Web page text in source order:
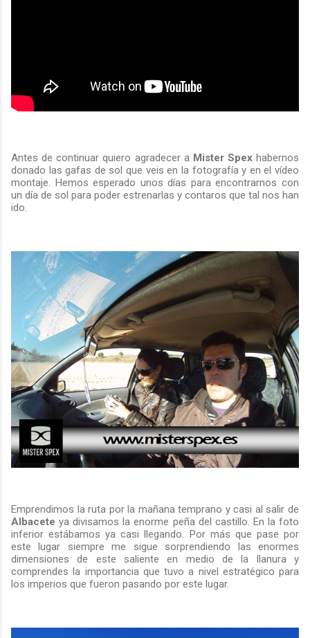
Antes de continuar quiero agradecer aMister Spexhabernos
donado las gafas de sol que veis en la fotografía y en el vídeo
montaje. Hemos esperado unos días para encontrarnos con
un día de sol para poder estrenarlas y contaros que tal nos han
ido.
Emprendimos la ruta por la mañana temprano y casi al salir de
Albacete ya divisamos la enorme peña del castillo. En la foto
inferior estábamos ya casi llegando. Por más que pase por
este lugar siempre me sigue sorprendiendo las enormes
dimensiones de este saliente en medio de la llanura y
comprendes la importancia que tuvo a nivel estratégico para
los imperios que fueron pasando por este lugar.